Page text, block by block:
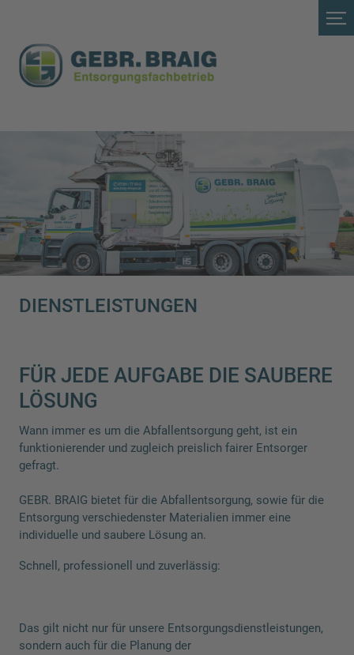
DIENSTLEISTUNGEN
FÜR JEDE AUFGABE DIE SAUBERE
LÖSUNG
Wann immer es um die Abfallentsorgung geht, ist ein
funktionierender und zugleich preislich fairer Entsorger
gefragt.
GEBR. BRAIG bietet für die Abfallentsorgung, sowie für die
Entsorgung verschiedenster Materialien immer eine
individuelle und saubere Lösung an.
Schnell, professionell und zuverlässig:
Das gilt nicht nur für unsere Entsorgungsdienstleistungen,
sondern auch für die Planung der